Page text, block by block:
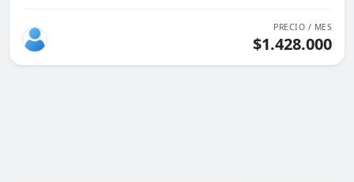
PRECIO / MES
$1.428.000